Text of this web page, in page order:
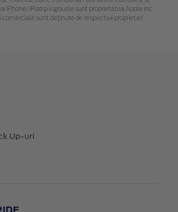
iPhone/iPod și logourile sunt proprietatea Apple Inc.
sunt deținute de respectivii proprietari
Up-uri